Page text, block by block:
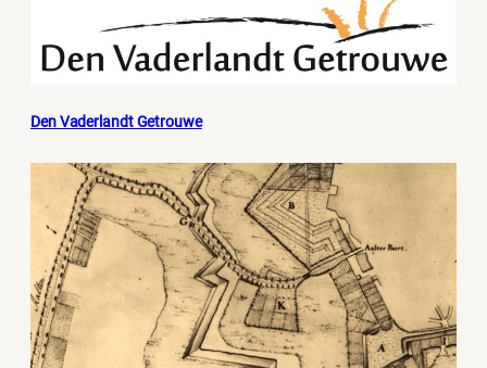
Den Vaderlandt Getrouwe